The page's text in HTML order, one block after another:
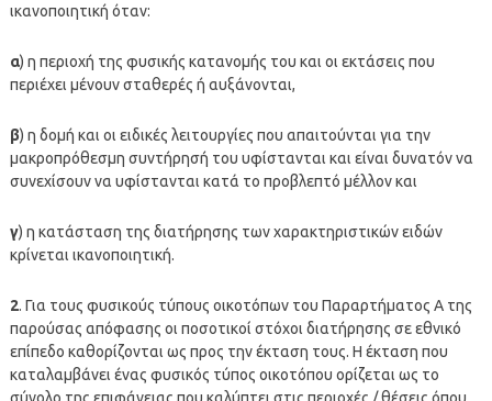
ικανοποιητική όταν:
α) η περιοχή της φυσικής κατανομής του και οι εκτάσεις που
περιέχει μένουν σταθερές ή αυξάνονται,
β) η δομή και οι ειδικές λειτουργίες που απαιτούνται για την
μακροπρόθεσμη συντήρησή του υφίστανται και είναι δυνατόν να
συνεχίσουν να υφίστανται κατά το προβλεπτό μέλλον και
γ) η κατάσταση της διατήρησης των χαρακτηριστικών ειδών
κρίνεται ικανοποιητική.
2. Για τους φυσικούς τύπους οικοτόπων του Παραρτήματος Α της
παρούσας απόφασης οι ποσοτικοί στόχοι διατήρησης σε εθνικό
επίπεδο καθορίζονται ως προς την έκταση τους. Η έκταση που
καταλαμβάνει ένας φυσικός τύπος οικοτόπου ορίζεται ως το
σύνολο της επιφάνειας που καλύπτει στις περιοχές / θέσεις όπου